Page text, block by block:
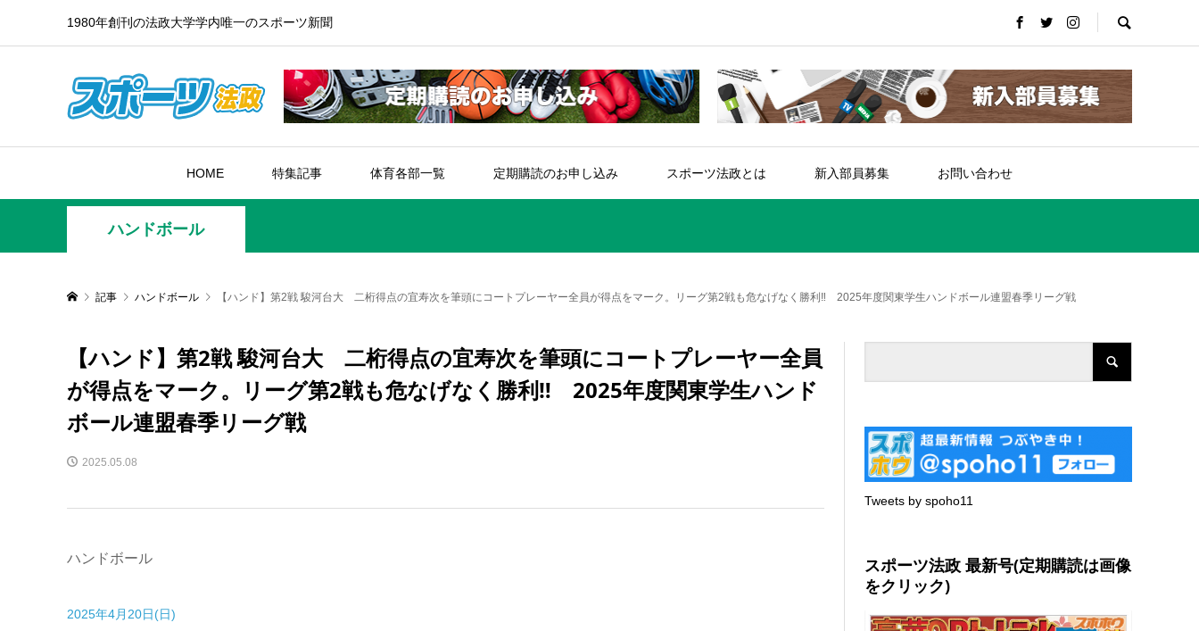
1980年創刊の法政大学学内唯一のスポーツ新聞
HOME 特集記事 体育各部一覧 定期購読のお申し込み スポーツ法政とは 新入部員募集 お問い合わせ
ハンドボール
記事 ハンドボール 【ハンド】第2戦 駿河台大 二桁得点の宜寿次を筆頭にコートプレーヤー全員が得点をマーク。リーグ第2戦も危なげなく勝利‼︎ 2025年度関東学生ハンドボール連盟春季リーグ戦
【ハンド】第2戦 駿河台大 二桁得点の宜寿次を筆頭にコートプレーヤー全員
が得点をマーク。リーグ第2戦も危なげなく勝利‼︎ 2025年度関東学生ハンド
ボール連盟春季リーグ戦
2025.05.08
ハンドボール
2025年4月20日(日)
Tweets by spoho11
スポーツ法政 最新号(定期購読は画像
をクリック)